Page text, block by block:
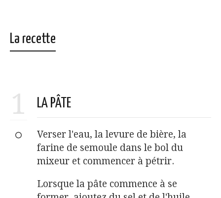
La recette
1 LA PÂTE
Verser l'eau, la levure de bière, la
farine de semoule dans le bol du
mixeur et commencer à pétrir.
Lorsque la pâte commence à se